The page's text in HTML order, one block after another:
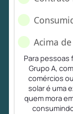
Acima
Para
Grupo A,
comércios
solar é uma
quem mora